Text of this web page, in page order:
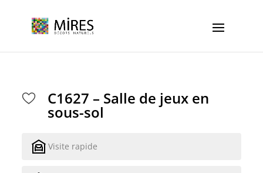
C1627 – Salle de jeux en
sous-sol
Visite rapide